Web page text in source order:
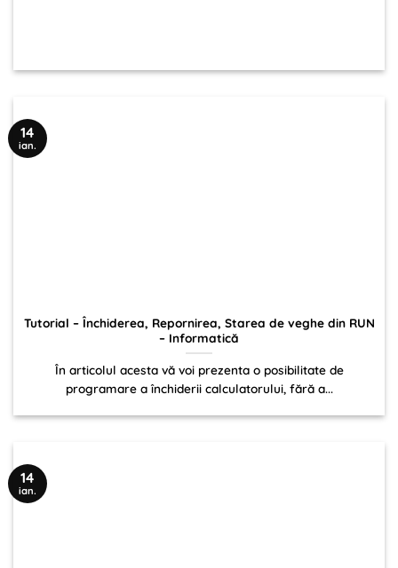
Tutorial – Închiderea, Repornirea, Starea de veghe din RUN
– Informatică
În articolul acesta vă voi prezenta o posibilitate de
programare a închiderii calculatorului, fără a...
14
ian.
14
ian.